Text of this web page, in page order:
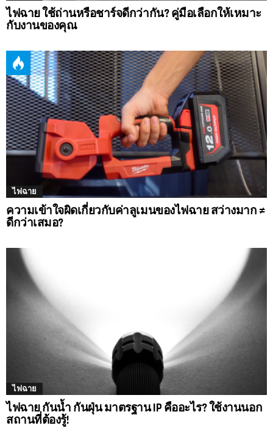
ไฟฉาย ใช้ถ่านหรือชาร์จดีกว่ากัน? คู่มือเลือกให้เหมาะ
กับงานของคุณ
ไฟฉาย
ความเข้าใจผิดเกี่ยวกับค่าลูเมนของไฟฉาย สว่างมาก ≠
ดีกว่าเสมอ?
ไฟฉาย
ไฟฉาย กันน้ำ กันฝุ่น มาตรฐาน IP คืออะไร? ใช้งานนอก
สถานที่ต้องรู้!